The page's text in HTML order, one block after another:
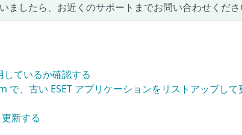
ましたら、お近くのサポートまでお問い合わせくだ
しているか確認する
で、古い ESET アプリケーションをリストアップし
新する